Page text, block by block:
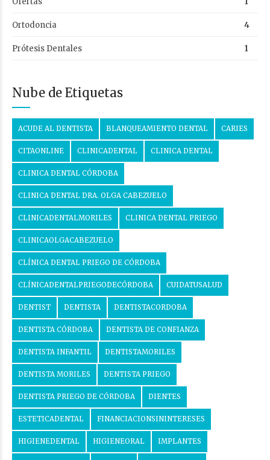
Ortodoncia 4
Prótesis Dentales 1
Nube de Etiquetas
ACUDE AL DENTISTA BLANQUEAMIENTO DENTAL CARIES
CITAONLINE CLINICADENTAL CLINICA DENTAL
CLINICA DENTAL CÓRDOBA
CLINICA DENTAL DRA. OLGA CABEZUELO
CLINICADENTALMORILES CLINICA DENTAL PRIEGO
CLINICAOLGACABEZUELO
CLÍNICA DENTAL PRIEGO DE CÓRDOBA
CLÍNICADENTALPRIEGODECÓRDOBA CUIDATUSALUD
DENTIST DENTISTA DENTISTACORDOBA
DENTISTA CÓRDOBA DENTISTA DE CONFIANZA
DENTISTA INFANTIL DENTISTAMORILES
DENTISTA MORILES DENTISTA PRIEGO
DENTISTA PRIEGO DE CÓRDOBA DIENTES
ESTETICADENTAL FINANCIACIONSININTERESES
HIGIENEDENTAL HIGIENEORAL IMPLANTES